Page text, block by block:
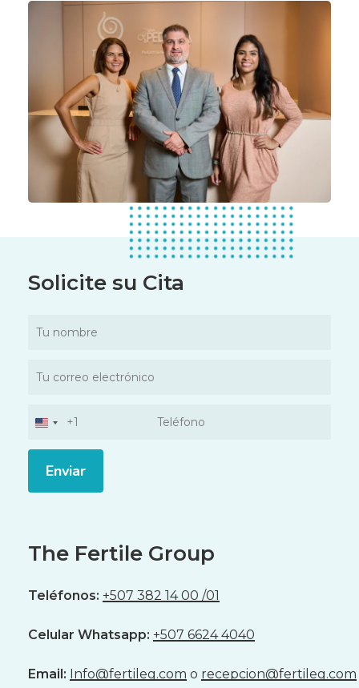
Solicite su Cita
United
States
+1
The Fertile Group
Teléfonos: +507 382 14 00 /01
Celular Whatsapp: +507 6624 4040
Email: Info@fertileg.com o recepcion@fertileg.com